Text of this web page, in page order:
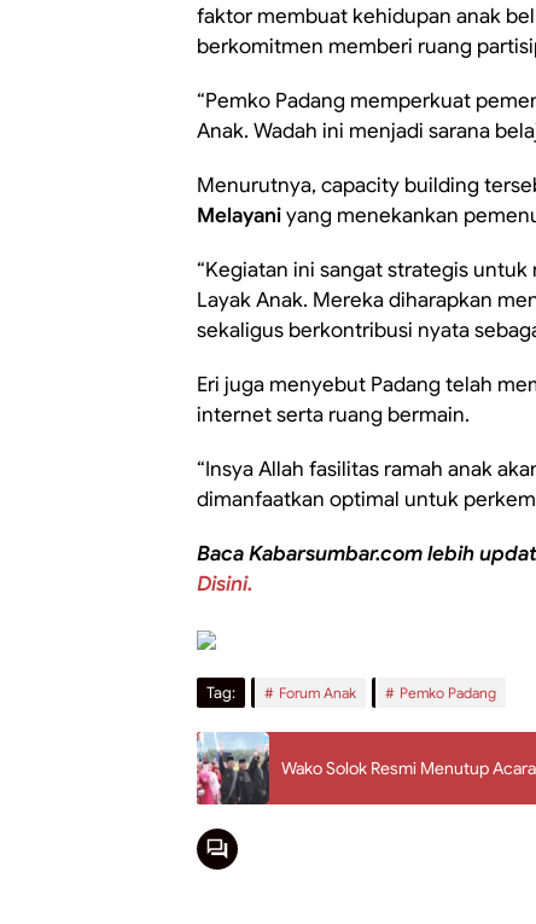
faktor membuat kehidupan anak
berkomitmen memberi ruang
“Pemko Padang memperkuat
Anak. Wadah ini menjadi sarana
Menurutnya, capacity building
Melayaniyang menekankan
“Kegiatan ini sangat strategis
Layak Anak. Mereka diharapkan
sekaligus berkontribusi nyata
Eri juga menyebut Padang telah
internet serta ruang bermain.
“Insya Allah fasilitas ramah anak
dimanfaatkan optimal untuk
Baca Kabarsumbar.com lebih
Disini.
Tag: Forum Anak Pemko Padang
Wako Solok Resmi Menutup